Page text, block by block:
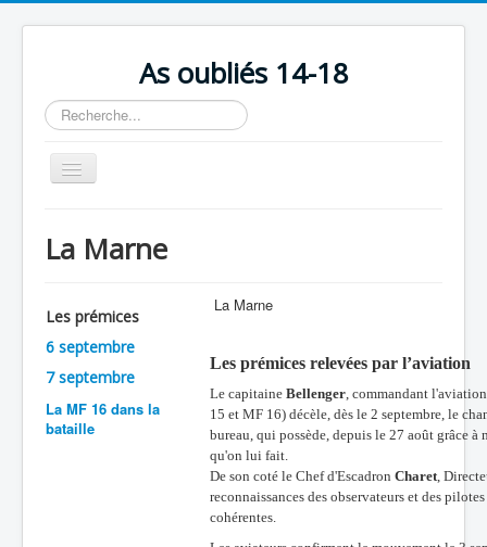
As oubliés 14-18
Rechercher
Basculer
la
Chronologie
Organisation
Avions
Personnels
La Marne
Les prémices
6 septembre
7 septembre
La MF 16 dans la
bataille
La Marne
Les prémices relevées par l’aviation
Le capitaine Bellenger, commandant
15 et MF 16) décèle, dès le 2 septembre, le
bureau, qui possède, depuis le 27 août grâce à
qu'on lui fait.
De son coté le Chef d'Escadron Charet,
reconnaissances des observateurs et des
cohérentes.